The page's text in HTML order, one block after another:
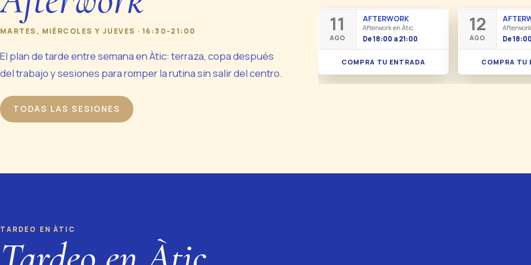
MARTES, MIÉRCOLES Y JUEVES · 16:30-21:00
El plan de tarde entre semana en Àtic: terraza, copa después
del trabajo y sesiones para romper la rutina sin salir del centro.
TODAS LAS SESIONES
11
AGO
AFTERWORK
Afterwork en Àtic
De 18:00 a 21:00
COMPRA TU ENTRADA
12
AGO
De
COMPRA TU
TARDEO EN ÀTIC